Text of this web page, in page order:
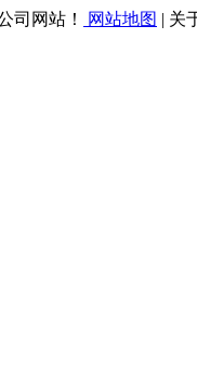
司网站！ 网站地图 | 关